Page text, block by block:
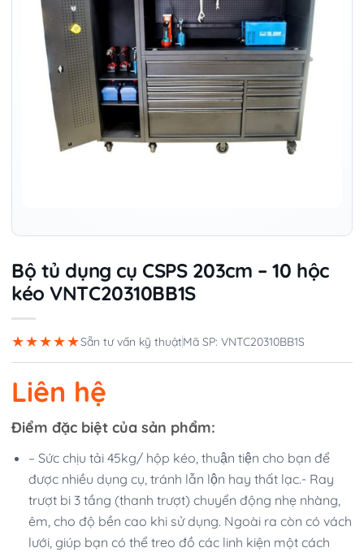
Bộ tủ dụng cụ CSPS 203cm – 10 hộc
kéo VNTC20310BB1S
★★★★★Sẵn tư vấn kỹ thuậtMã SP: VNTC20310BB1S
Liên hệ
Điểm đặc biệt của sản phẩm:
– Sức chịu tải 45kg/ hộp kéo, thuận tiện cho bạn để
được nhiều dụng cụ, tránh lẫn lộn hay thất lạc.- Ray
trượt bi 3 tầng (thanh trượt) chuyển động nhẹ nhàng,
êm, cho độ bền cao khi sử dụng. Ngoài ra còn có vách
lưới, giúp bạn có thể treo đồ các linh kiện một cách